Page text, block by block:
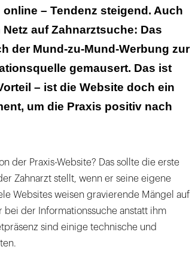
– Tendenz steigend. Auch
auf Zahnarztsuche: Das
der Mund-zu-Mund-Werbung zur
gemausert. Das ist
– ist die Website doch ein
um die Praxis positiv nach
der Praxis-Website? Das sollte die erste
Zahnarzt stellt, wenn er seine eigene
Websites weisen gravierende Mängel auf
der Informationssuche anstatt ihm
sind einige technische und